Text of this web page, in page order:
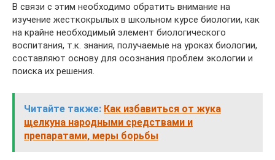
В связи с этим необходимо обратить внимание на
изучение жесткокрылых в школьном курсе биологии, как
на крайне необходимый элемент биологического
воспитания, т.к. знания, получаемые на уроках биологии,
составляют основу для осознания проблем экологии и
поиска их решения.
Читайте также: Как избавиться от жука
щелкуна народными средствами и
препаратами, меры борьбы